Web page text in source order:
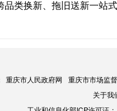
换新、拖旧送新一站
重庆市人民政府网 重庆市市场监
关于我